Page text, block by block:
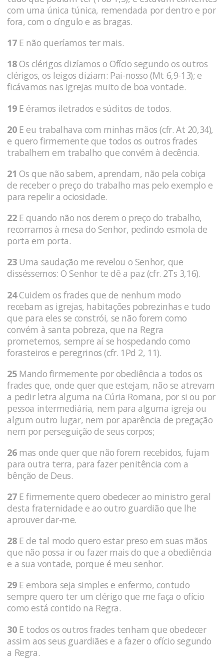
com uma única túnica, remendada por dentro e por
fora, com o cíngulo e as bragas.
17E não queríamos ter mais.
18Os clérigos dizíamos o Ofício segundo os outros
clérigos, os leigos diziam: Pai-nosso (Mt 6,9-13); e
ficávamos nas igrejas muito de boa vontade.
19E éramos iletrados e súditos de todos.
20E eu trabalhava com minhas mãos (cfr. At 20,34),
e quero firmemente que todos os outros frades
trabalhem em trabalho que convém à decência.
21 Os que não sabem, aprendam, não pela cobiça
de receber o preço do trabalho mas pelo exemplo e
para repelir a ociosidade.
22E quando não nos derem o preço do trabalho,
recorramos à mesa do Senhor, pedindo esmola de
porta em porta.
23Uma saudação me revelou o Senhor, que
disséssemos: O Senhor te dê a paz (cfr. 2Ts 3,16).
24Cuidem os frades que de nenhum modo
recebam as igrejas, habitações pobrezinhas e tudo
que para eles se constrói, se não forem como
convém à santa pobreza, que na Regra
prometemos, sempre aí se hospedando como
forasteiros e peregrinos (cfr. 1Pd 2, 11).
25Mando firmemente por obediência a todos os
frades que, onde quer que estejam, não se atrevam
a pedir letra alguma na Cúria Romana, por si ou por
pessoa intermediária, nem para alguma igreja ou
algum outro lugar, nem por aparência de pregação
nem por perseguição de seus corpos;
26mas onde quer que não forem recebidos, fujam
para outra terra, para fazer penitência com a
bênção de Deus.
27E firmemente quero obedecer ao ministro geral
desta fraternidade e ao outro guardião que lhe
aprouver dar-me.
28E de tal modo quero estar preso em suas mãos
que não possa ir ou fazer mais do que a obediência
e a sua vontade, porque é meu senhor.
29E embora seja simples e enfermo, contudo
sempre quero ter um clérigo que me faça o ofício
como está contido na Regra.
30E todos os outros frades tenham que obedecer
assim aos seus guardiães e a fazer o ofício segundo
a Regra.